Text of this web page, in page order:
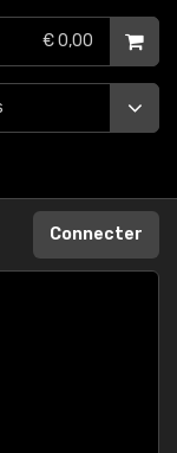
€ 0,00
Connecter